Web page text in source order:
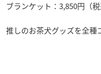
ブランケット：3,850円（税
推しのお茶犬グッズを全種